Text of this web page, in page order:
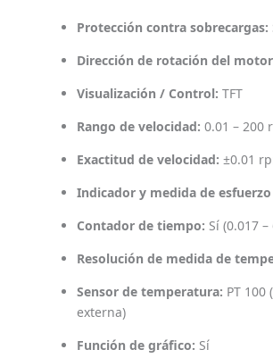
Protección contra sobrecargas:
Dirección de rotación del
Visualización / Control: TFT
Rango de velocidad: 0.01 – 200
Exactitud de velocidad: ±0.01
Indicador y medida de
Contador de tiempo: Sí (0.017
Resolución de medida de
Sensor de temperatura: PT 100
externa)
Función de gráfico: Sí